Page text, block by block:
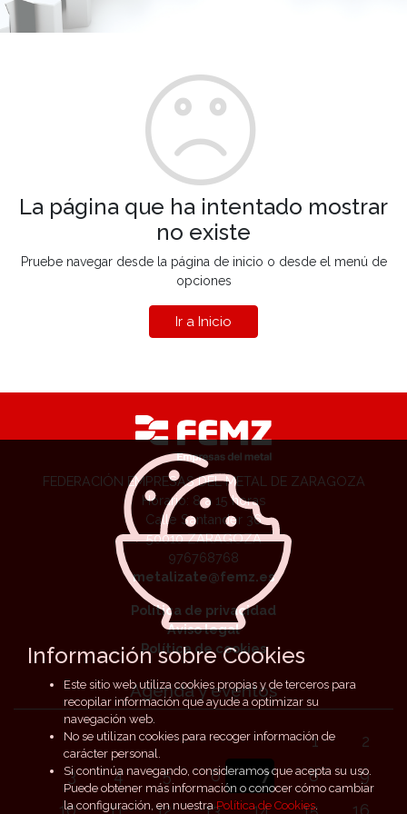
La página que ha intentado mostrar
no existe
Pruebe navegar desde la página de inicio o desde el menú de
opciones
Ir a Inicio
FEDERACIÓN EMPRESAS DEL METAL DE ZARAGOZA
Horario: 8 a 15 horas
Calle Santander 36
50010 ZARAGOZA
976768768
metalizate@femz.es
Política de privacidad
Aviso legal
Política de cookies
Agenda y eventos
1
2
3
4 5 6 7 8
9
Información sobre Cookies
Este sitio web utiliza cookies propias y de terceros para
recopilar información que ayude a optimizar su
navegación web.
No se utilizan cookies para recoger información de
carácter personal.
Si continúa navegando, consideramos que acepta su uso.
Puede obtener más información o conocer cómo cambiar
la configuración, en nuestraPolítica de Cookies.